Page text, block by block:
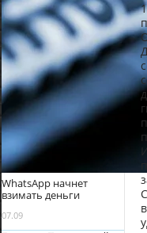
WhatsApp начнет
взимать деньги
07.09